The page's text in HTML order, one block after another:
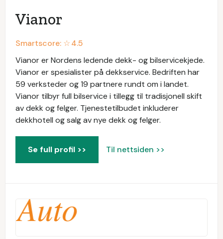
Vianor
Smartscore: ☆4.5
Vianor er Nordens ledende dekk- og bilservicekjede.
Vianor er spesialister på dekkservice. Bedriften har
59 verksteder og 19 partnere rundt om i landet.
Vianor tilbyr full bilservice i tillegg til tradisjonell skift
av dekk og felger. Tjenestetilbudet inkluderer
dekkhotell og salg av nye dekk og felger.
Se full profil >> Til nettsiden >>